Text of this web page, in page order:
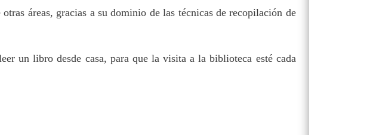
áreas, gracias a su dominio de las técnicas de recopilación de
un libro desde casa, para que la visita a la biblioteca esté cada